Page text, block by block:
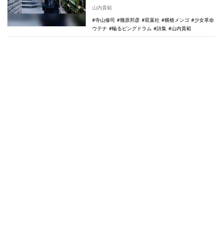
び、読者へのメッ…
山内貴範
寺山修司
幾原邦彦 双葉社 横槍メンゴ
少女革命
ウテナ
輪るピングドラム 詩集 山内貴範